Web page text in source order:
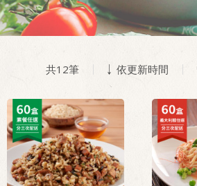
共12筆 依更新時間